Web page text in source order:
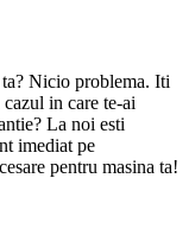
ta? Nicio problema. Iti
in care te-ai
La noi esti
imediat pe
pentru masina ta!